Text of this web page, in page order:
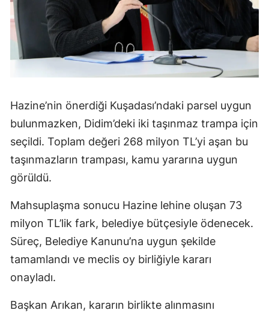
Hazine’nin önerdiği Kuşadası’ndaki parsel uygun
bulunmazken, Didim’deki iki taşınmaz trampa için
seçildi. Toplam değeri 268 milyon TL’yi aşan bu
taşınmazların trampası, kamu yararına uygun
görüldü.
Mahsuplaşma sonucu Hazine lehine oluşan 73
milyon TL’lik fark, belediye bütçesiyle ödenecek.
Süreç, Belediye Kanunu’na uygun şekilde
tamamlandı ve meclis oy birliğiyle kararı
onayladı.
Başkan Arıkan, kararın birlikte alınmasını